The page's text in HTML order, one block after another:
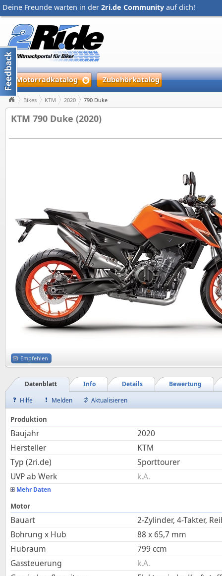
Deine Freunde warten in der 2ri.de Community auf dich!
Motorradkatalog Zubehörkatalog
Bikes KTM 2020 790 Duke
KTM 790 Duke (2020)
Empfehlen
Bewertung
Details
Info
Datenblatt
Hilfe
Melden Aktualisieren
Produktion
Baujahr
2020
Hersteller
KTM
Typ (2ri.de)
Sporttourer
UVP ab Werk
k.A.
Mehr Daten
Motor
Bauart
2-Zylinder, 4-Takter,
Bohrung x Hub
88 x 65,7 mm
Hubraum
799 ccm
Gassteuerung
k.A.